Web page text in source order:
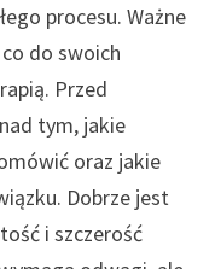
procesu. Ważne
do swoich
Przed
tym, jakie
oraz jakie
Dobrze jest
i szczerość